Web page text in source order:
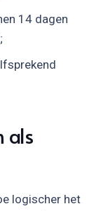
14 dagen
als
logischer het